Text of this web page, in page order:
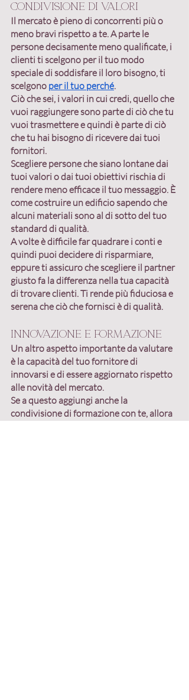
Condivisione di valori
Il mercato è pieno di concorrenti più o
meno bravi rispetto a te. A parte le
persone decisamente meno qualificate, i
clienti ti scelgono per il tuo modo
speciale di soddisfare il loro bisogno, ti
scelgono per il tuo perché.
Ciò che sei, i valori in cui credi, quello che
vuoi raggiungere sono parte di ciò che tu
vuoi trasmettere e quindi è parte di ciò
che tu hai bisogno di ricevere dai tuoi
fornitori.
Scegliere persone che siano lontane dai
tuoi valori o dai tuoi obiettivi rischia di
rendere meno efficace il tuo messaggio. È
come costruire un edificio sapendo che
alcuni materiali sono al di sotto del tuo
standard di qualità.
A volte è difficile far quadrare i conti e
quindi puoi decidere di risparmiare,
eppure ti assicuro che scegliere il partner
giusto fa la differenza nella tua capacità
di trovare clienti. Ti rende più fiduciosa e
serena che ciò che fornisci è di qualità.
Innovazione e formazione
Un altro aspetto importante da valutare
è la capacità del tuo fornitore di
innovarsi e di essere aggiornato rispetto
alle novità del mercato.
Se a questo aggiungi anche la
condivisione di formazione con te, allora